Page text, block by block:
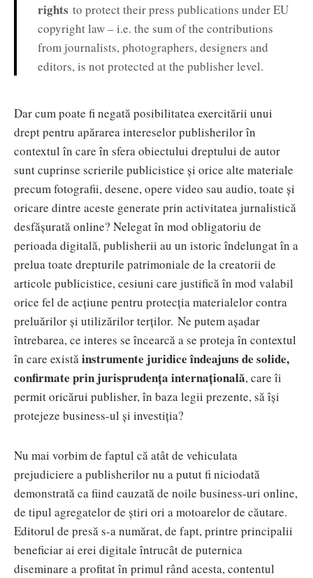
rights to protect their press publications under EU
copyright law – i.e. the sum of the contributions
from journalists, photographers, designers and
editors, is not protected at the publisher level.
Dar cum poate fi negată posibilitatea exercitării unui
drept pentru apărarea intereselor publisherilor în
contextul în care în sfera obiectului dreptului de autor
sunt cuprinse scrierile publicistice și orice alte materiale
precum fotografii, desene, opere video sau audio, toate și
oricare dintre aceste generate prin activitatea jurnalistică
desfășurată online? Nelegat în mod obligatoriu de
perioada digitală, publisherii au un istoric îndelungat în a
prelua toate drepturile patrimoniale de la creatorii de
articole publicistice, cesiuni care justifică în mod valabil
orice fel de acțiune pentru protecția materialelor contra
preluărilor și utilizărilor terților. Ne putem așadar
întrebarea, ce interes se încearcă a se proteja în contextul
în care existăinstrumente juridice îndeajuns de solide,
confirmate prin jurisprudența internațională, care îi
permit oricărui publisher, în baza legii prezente, să își
protejeze business-ul și investiția?
Nu mai vorbim de faptul că atât de vehiculata
prejudiciere a publisherilor nu a putut fi niciodată
demonstrată ca fiind cauzată de noile business-uri online,
de tipul agregatelor de știri ori a motoarelor de căutare.
Editorul de presă s-a numărat, de fapt, printre principalii
beneficiar ai erei digitale întrucât de puternica
diseminare a profitat în primul rând acesta, contentul